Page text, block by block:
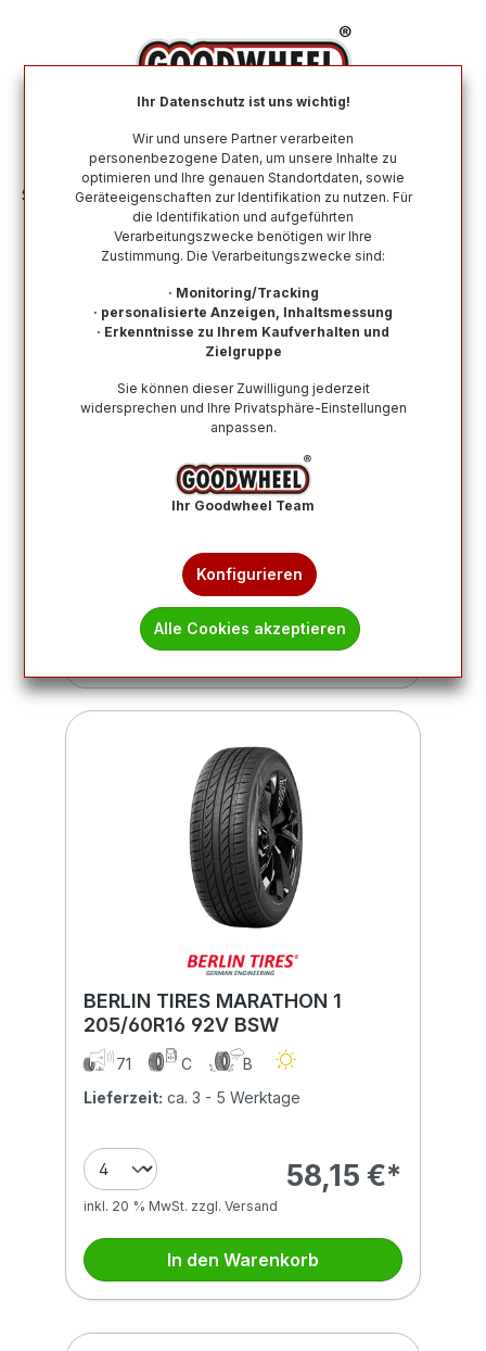
Sommerreifen Nach Geschwindigkeitsindex V
Sommerreifen mit dem
Hier finden Sie alle Sommerreifen mit dem
Geschwindigkeitsindex V. Von namenhaften und
alles dabei. Kauf auf Rechnung möglich, eine schnelle
Lieferung und ein vertrauenswürdiger Kundensupport.
Wie finde ich meine Reifengröße?
8 9 10 11 12
BERLIN TIRES MARATHON 1
205/60R16 92V BSW
71 C
B
Lieferzeit: ca. 3 - 5 Werktage
58,15 €*
inkl. 20 % MwSt. zzgl. Versand
In den Warenkorb
Ihr Datenschutz ist uns wichtig!
Wir und unsere Partner verarbeiten
personenbezogene Daten, um unsere Inhalte zu
optimieren und Ihre genauen Standortdaten, sowie
Geräteeigenschaften zur Identifikation zu nutzen. Für
die Identifikation und aufgeführten
Verarbeitungszwecke benötigen wir Ihre
Zustimmung. Die Verarbeitungszwecke sind:
· Monitoring/Tracking
· personalisierte Anzeigen, Inhaltsmessung
· Erkenntnisse zu Ihrem Kaufverhalten und
Zielgruppe
Sie können dieser Zuwilligung jederzeit
widersprechen und Ihre Privatsphäre-Einstellungen
anpassen.
Ihr Goodwheel Team
Konfigurieren
Alle Cookies akzeptieren